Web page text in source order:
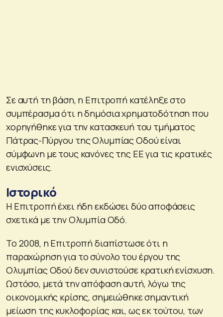
Σε αυτή τη βάση, η Επιτροπή κατέληξε στο
συμπέρασμα ότι η δημόσια χρηματοδότηση που
χορηγήθηκε για την κατασκευή του τμήματος
Πάτρας-Πύργου της Ολυμπίας Οδού είναι
σύμφωνη με τους κανόνες της ΕΕ για τις κρατικές
ενισχύσεις.
Ιστορικό
Η Επιτροπή έχει ήδη εκδώσει δύο αποφάσεις
σχετικά με την Ολυμπία Οδό.
Το 2008, η Επιτροπή διαπίστωσε ότι η
παραχώρηση για το σύνολο του έργου της
Ολυμπίας Οδού δεν συνιστούσε κρατική ενίσχυση.
Ωστόσο, μετά την απόφαση αυτή, λόγω της
οικονομικής κρίσης, σημειώθηκε σημαντική
μείωση της κυκλοφορίας και, ως εκ τούτου, των